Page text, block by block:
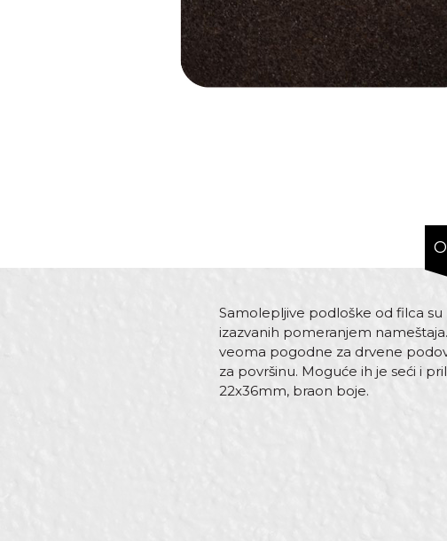
Samolepljive podloške od filca
izazvanih pomeranjem
veoma pogodne za drvene
za površinu. Moguće ih je seći i
22x36mm, braon boje.